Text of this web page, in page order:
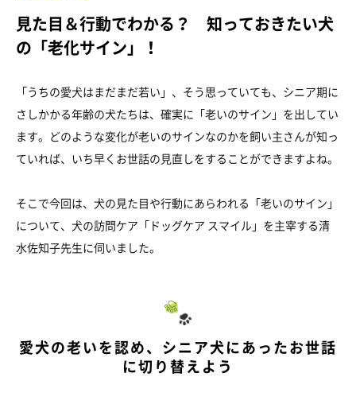
見た目＆行動でわかる？ 知っておきたい犬
の「老化サイン」！
「うちの愛犬はまだまだ若い」、そう思っていても、シニア期に
さしかかる年齢の犬たちは、確実に「老いのサイン」を出してい
ます。どのような変化が老いのサインなのかを飼い主さんが知っ
ていれば、いち早くお世話の見直しをすることができますよね。
そこで今回は、犬の見た目や行動にあらわれる「老いのサイン」
について、犬の訪問ケア「ドッグケア スマイル」を主宰する清
水佐知子先生に伺いました。
愛犬の老いを認め、シニア犬にあったお世話
に切り替えよう